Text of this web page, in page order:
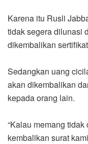
Karena itu Rusli
tidak segera dilunasi
dikembalikan
Sedangkan uang
akan dikembalikan
kepada orang lain.
“Kalau memang
kembalikan surat